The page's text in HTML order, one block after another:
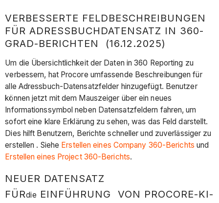
VERBESSERTE FELDBESCHREIBUNGEN
FÜR ADRESSBUCHDATENSATZ IN 360-
GRAD-BERICHTEN (16.12.2025)
Um die Übersichtlichkeit der Daten in 360 Reporting zu
verbessern, hat Procore umfassende Beschreibungen für
alle Adressbuch-Datensatzfelder hinzugefügt. Benutzer
können jetzt mit dem Mauszeiger über ein neues
Informationssymbol neben Datensatzfeldern fahren, um
sofort eine klare Erklärung zu sehen, was das Feld darstellt.
Dies hilft Benutzern, Berichte schneller und zuverlässiger zu
erstellen . Siehe Erstellen eines Company 360-Berichts und
Erstellen eines Project 360-Berichts.
NEUER DATENSATZ
FÜRdie EINFÜHRUNG VON PROCORE-KI-